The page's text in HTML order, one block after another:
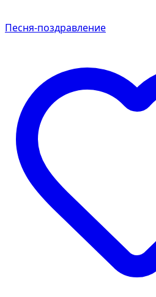
Песня-поздравление